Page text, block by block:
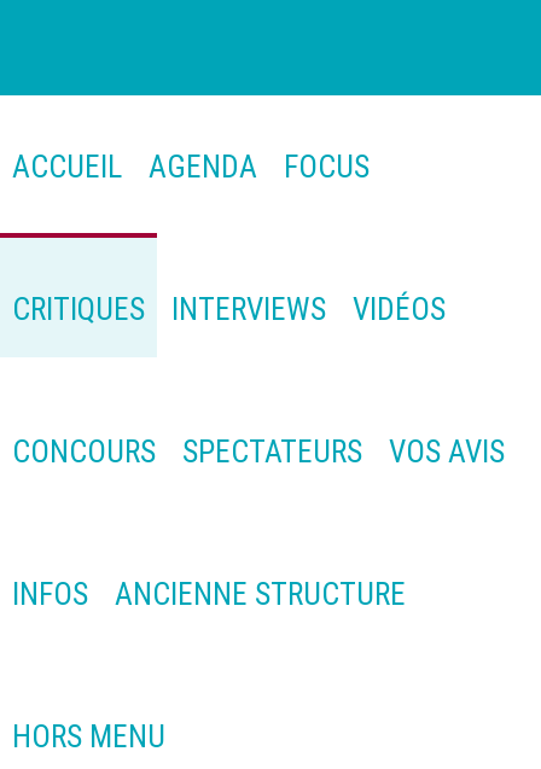
ACCUEIL AGENDA FOCUS
CRITIQUES INTERVIEWS VIDÉOS
CONCOURS SPECTATEURS VOS AVIS
INFOS ANCIENNE STRUCTURE
HORS MENU